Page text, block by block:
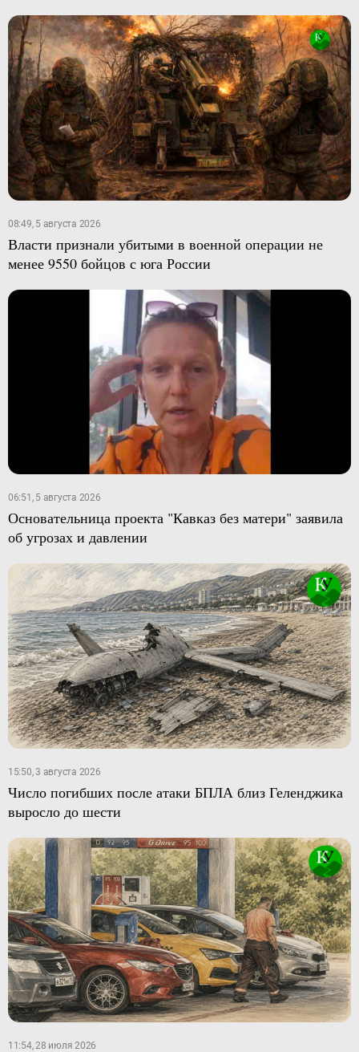
08:49, 5 августа 2026
Власти признали убитыми в военной операции не
менее 9550 бойцов с юга России
06:51, 5 августа 2026
Основательница проекта "Кавказ без матери" заявила
об угрозах и давлении
15:50, 3 августа 2026
Число погибших после атаки БПЛА близ Геленджика
выросло до шести
11:54, 28 июля 2026